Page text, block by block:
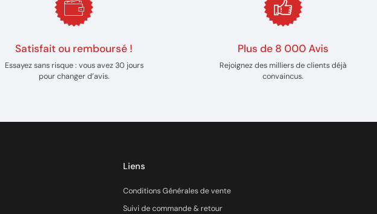
Satisfait ou remboursé !
Essayez sans risque : vous avez 30 jours
pour changer d’avis.
Plus de 8 000 Avis
Rejoignez des milliers de clients déjà
convaincus.
Liens
Conditions Générales de vente
Suivi de commande & retour